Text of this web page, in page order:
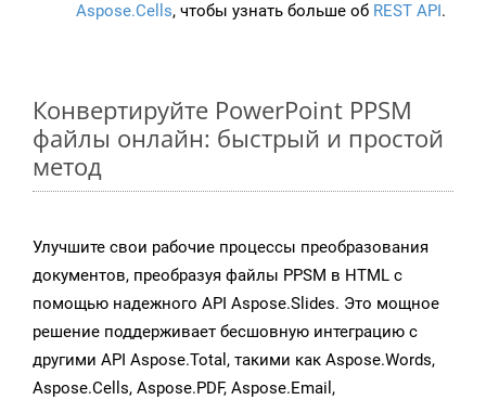
Aspose.Cells, чтобы узнать больше об REST API.
Конвертируйте PowerPoint PPSM
файлы онлайн: быстрый и простой
метод
Улучшите свои рабочие процессы преобразования
документов, преобразуя файлы PPSM в HTML с
помощью надежного API Aspose.Slides. Это мощное
решение поддерживает бесшовную интеграцию с
другими API Aspose.Total, такими как Aspose.Words,
Aspose.Cells, Aspose.PDF, Aspose.Email,